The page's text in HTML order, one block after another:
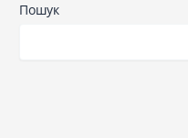
Пошук